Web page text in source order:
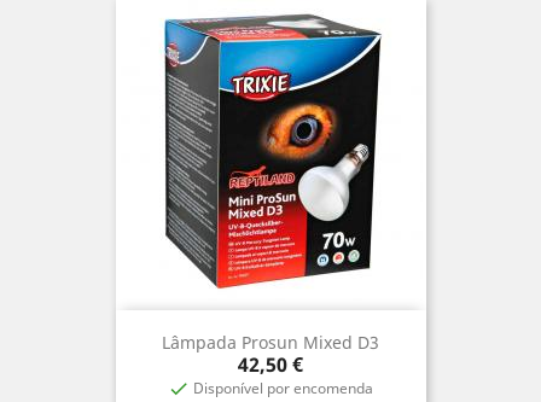
Lâmpada Prosun Mixed D3
Prix
42,50 €
 Disponível por encomenda